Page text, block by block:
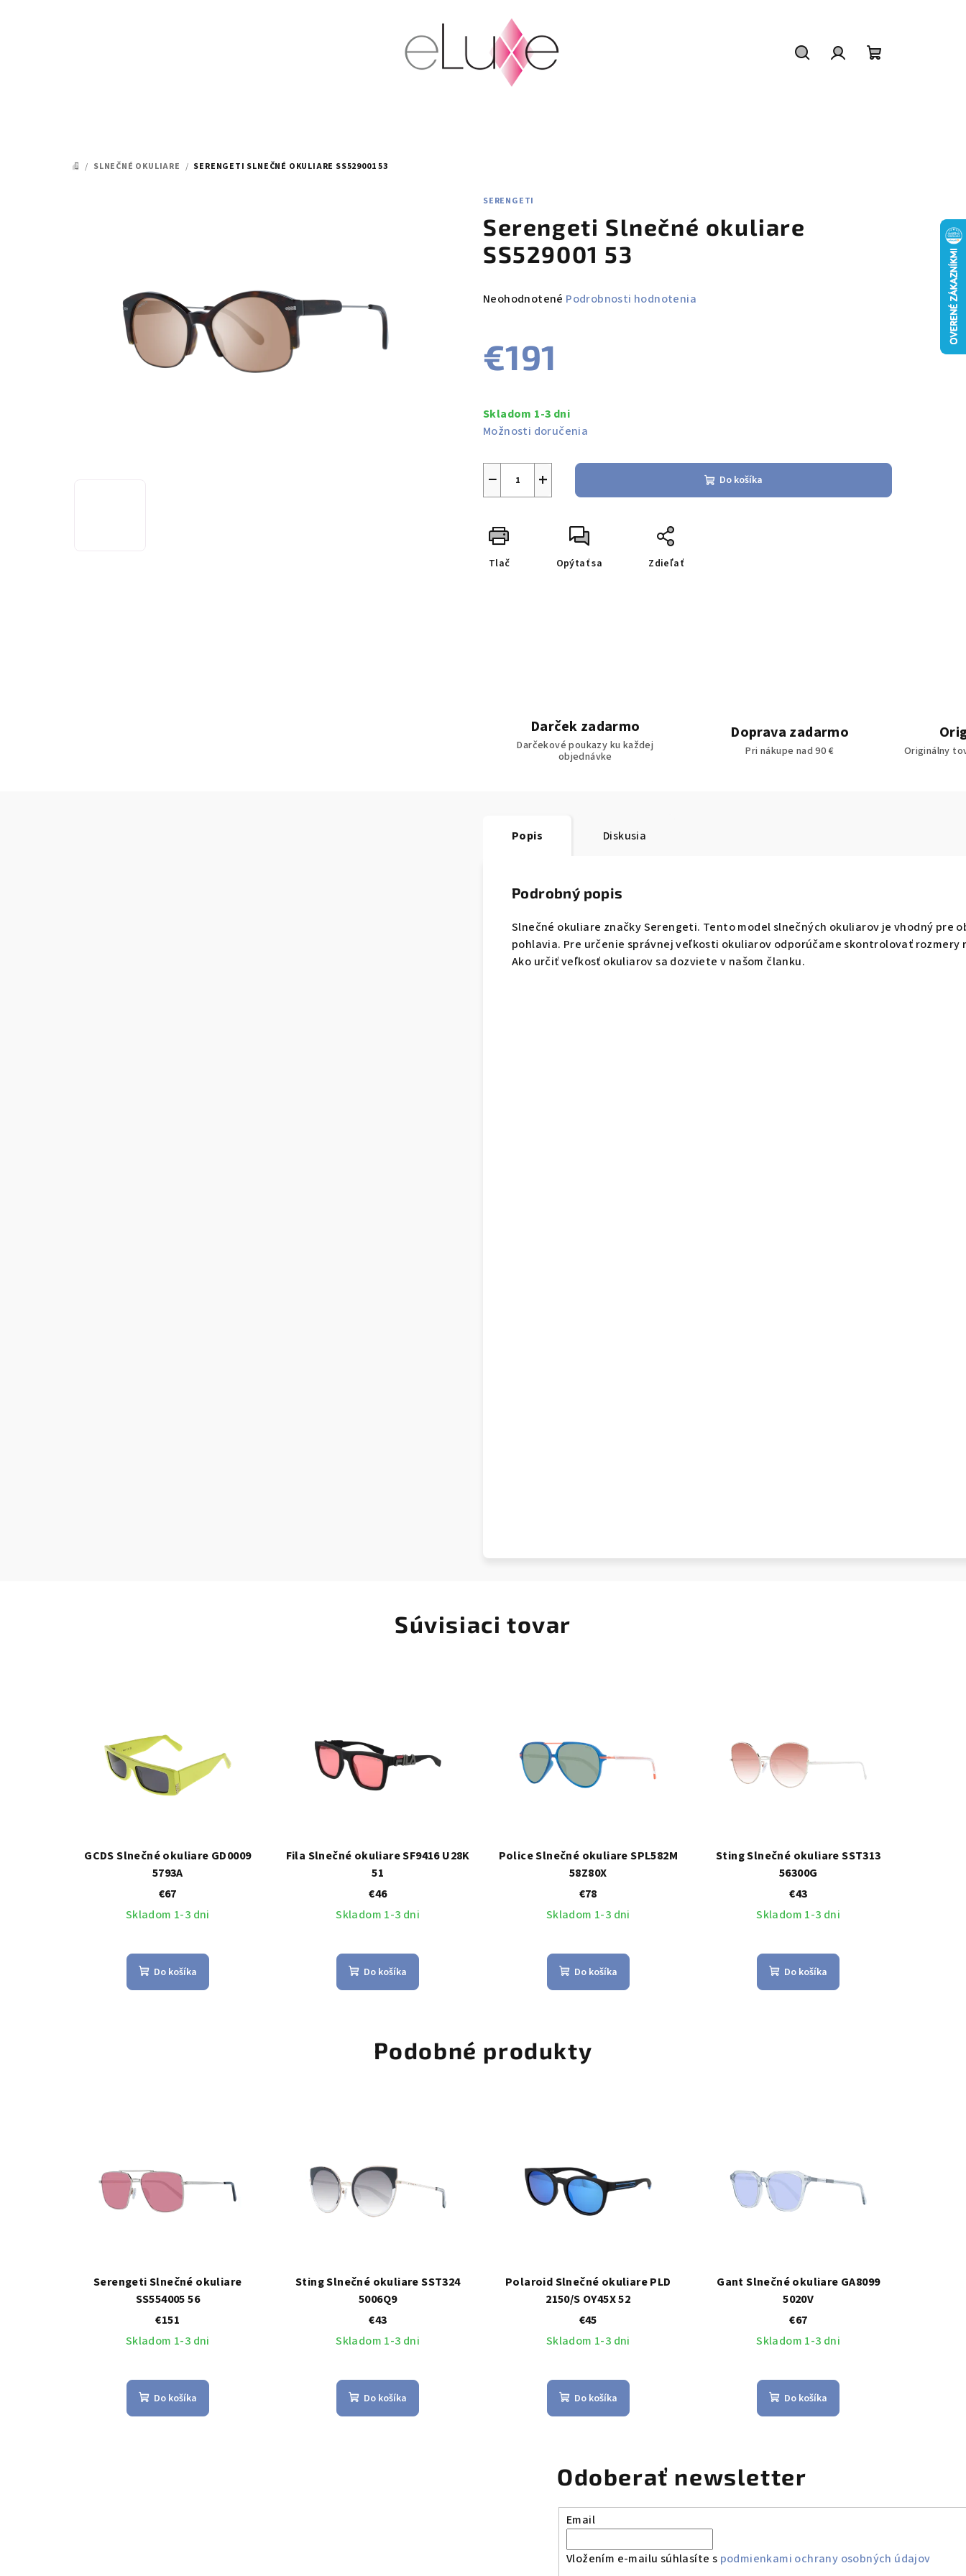
DOMOV
/ SLNEČNÉ OKULIARE / SERENGETI SLNEČNÉ OKULIARE SS529001 53
SERENGETI
Serengeti Slnečné okuliare
SS529001 53
Priemerné
je
0,0
hviezdičiek.
Neohodnotené Podrobnosti hodnotenia
€191
cena:
Skladom 1-3 dni
Možnosti doručenia
+
− Do košíka
Tlač Opýtať sa Zdieľať
Darček zadarmo
Darčekové poukazy ku každej
objednávke
Doprava zadarmo
Pri nákupe nad 90 € Originálny
Popis Diskusia
Podrobný popis
Slnečné okuliare značky Serengeti. Tento model slnečných okuliarov je vhodný pre
pohlavia. Pre určenie správnej veľkosti okuliarov odporúčame skontrolovať rozmery
Ako určiť veľkosť okuliarov sa dozviete v našom članku.
Súvisiaci tovar
GCDS Slnečné okuliare GD0009
5793A
€67
Skladom 1-3 dni
Do košíka
Fila Slnečné okuliare SF9416 U28K
51
€46
Skladom 1-3 dni
Do košíka
Police Slnečné okuliare SPL582M
58Z80X
€78
Skladom 1-3 dni
Do košíka
Sting Slnečné okuliare SST313
56300G
€43
Skladom 1-3 dni
Do košíka
Podobné produkty
Serengeti Slnečné okuliare
SS554005 56
€151
Skladom 1-3 dni
Do košíka
Sting Slnečné okuliare SST324
5006Q9
€43
Skladom 1-3 dni
Do košíka
Polaroid Slnečné okuliare PLD
2150/S OY45X 52
€45
Skladom 1-3 dni
Do košíka
Gant Slnečné okuliare GA8099
5020V
€67
Skladom 1-3 dni
Do košíka
Odoberať newsletter
Email
Vložením e-mailu súhlasíte s podmienkami ochrany osobných údajov